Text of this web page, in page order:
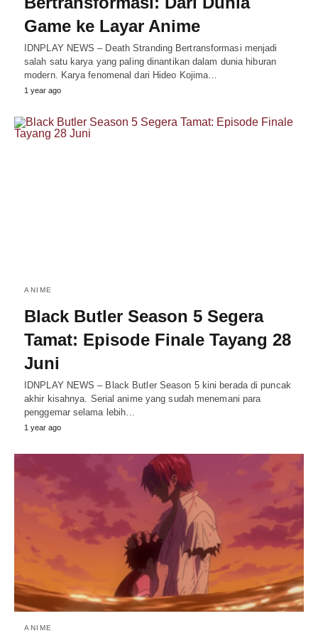
Game ke Layar Anime
IDNPLAY NEWS – Death Stranding Bertransformasi menjadi
salah satu karya yang paling dinantikan dalam dunia hiburan
modern. Karya fenomenal dari Hideo Kojima…
1 year ago
ANIME
Black Butler Season 5 Segera
Tamat: Episode Finale Tayang 28
Juni
IDNPLAY NEWS – Black Butler Season 5 kini berada di puncak
akhir kisahnya. Serial anime yang sudah menemani para
penggemar selama lebih…
1 year ago
ANIME